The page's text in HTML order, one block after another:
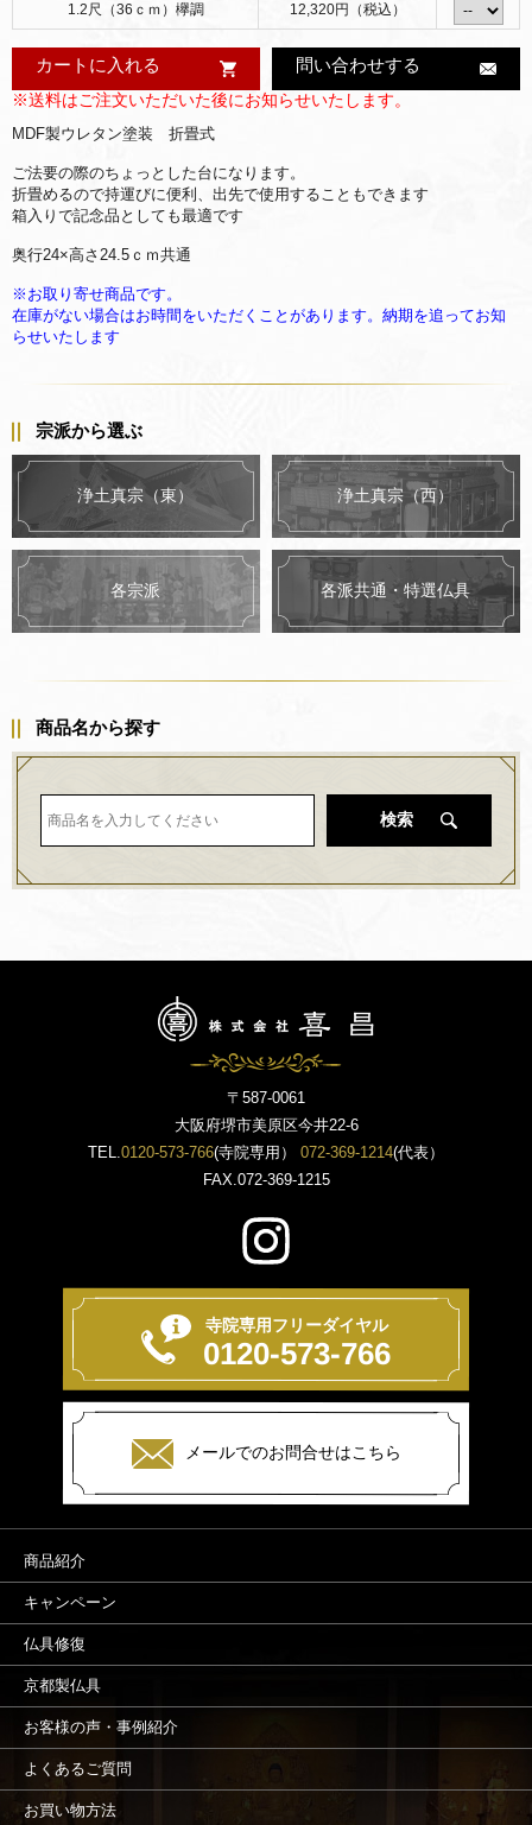
1.2尺（36ｃｍ）欅調 12,320円（税込）
カートに入れる 問い合わせする
※送料はご注文いただいた後にお知らせいたします。
MDF製ウレタン塗装 折畳式
ご法要の際のちょっとした台になります。
折畳めるので持運びに便利、出先で使用することもできます
箱入りで記念品としても最適です
奥行24×高さ24.5ｃｍ共通
※お取り寄せ商品です。
在庫がない場合はお時間をいただくことがあります。納期を追ってお知
らせいたします
宗派から選ぶ
浄土真宗（東） 浄土真宗（西）
各宗派 各派共通・特選仏具
商品名から探す
検索
〒587-0061
大阪府堺市美原区今井22-6
TEL.0120-573-766(寺院専用） 072-369-1214(代表）
FAX.072-369-1215
寺院専用フリーダイヤル
0120-573-766
メールでのお問合せはこちら
商品紹介
キャンペーン
仏具修復
京都製仏具
お客様の声・事例紹介
よくあるご質問
お買い物方法